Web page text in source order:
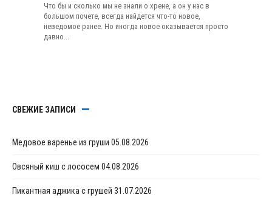
Что бы и сколько мы не знали о хрене, а он у нас в
большом почете, всегда найдется что-то новое,
неведомое ранее. Но иногда новое оказывается просто
давно...
СВЕЖИЕ ЗАПИСИ
Медовое варенье из груши 05.08.2026
Овсяный киш с лососем 04.08.2026
Пикантная аджика с грушей 31.07.2026